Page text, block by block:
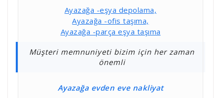
Ayazağa -eşya depolama,
Ayazağa -ofis taşıma,
Ayazağa -parça eşya taşıma
Müşteri memnuniyeti bizim için her zaman
önemli
Ayazağa evden eve nakliyat